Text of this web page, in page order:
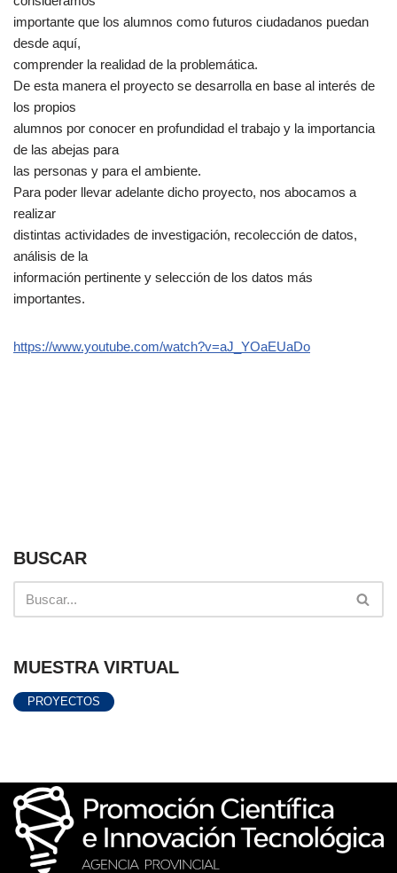
importante que los alumnos como futuros ciudadanos puedan
desde aquí,
comprender la realidad de la problemática.
De esta manera el proyecto se desarrolla en base al interés de
los propios
alumnos por conocer en profundidad el trabajo y la importancia
de las abejas para
las personas y para el ambiente.
Para poder llevar adelante dicho proyecto, nos abocamos a
realizar
distintas actividades de investigación, recolección de datos,
análisis de la
información pertinente y selección de los datos más
importantes.
https://www.youtube.com/watch?v=aJ_YOaEUaDo
BUSCAR
MUESTRA VIRTUAL
PROYECTOS